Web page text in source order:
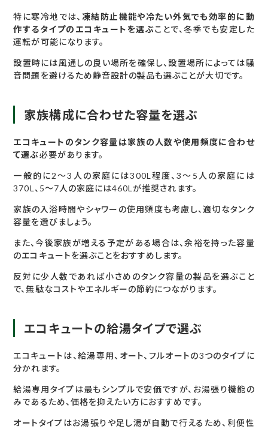
特に寒冷地では、 凍結防止機能や冷たい外気でも効率的に動
作するタイプのエコキュートを選ぶことで、冬季でも安定した
運転が可能になります。
設置時には風通しの良い場所を確保し、設置場所によっては騒
音問題を避けるため静音設計の製品も選ぶことが大切です。
家族構成に合わせた容量を選ぶ
エコキュートのタンク容量は家族の人数や使用頻度に合わせ
て選ぶ必要があります。
一般的に2〜3人の家庭には300L程度、3〜5人の家庭には
370L、5〜7人の家庭には460Lが推奨されます。
家族の入浴時間やシャワーの使用頻度も考慮し、適切なタンク
容量を選びましょう。
また、今後家族が増える予定がある場合は、余裕を持った容量
のエコキュートを選ぶことをおすすめします。
反対に少人数であれば小さめのタンク容量の製品を選ぶこと
で、無駄なコストやエネルギーの節約につながります。
エコキュートの給湯タイプで選ぶ
エコキュートは、給湯専用、オート、フルオートの3つのタイプに
分かれます。
給湯専用タイプは最もシンプルで安価ですが、お湯張り機能の
みであるため、価格を抑えたい方におすすめです。
オートタイプはお湯張りや足し湯が自動で行えるため、利便性